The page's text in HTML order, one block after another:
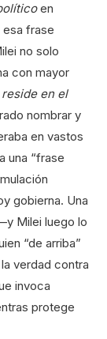
en
esa frase
no solo
con mayor
en el
nombrar y
en vastos
una “frase
gobierna. Una
Milei luego lo
“de arriba”
verdad contra
invoca
protege